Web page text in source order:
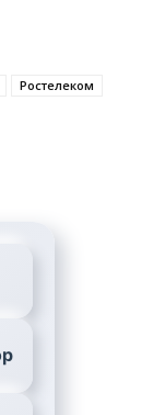
Ростелеком